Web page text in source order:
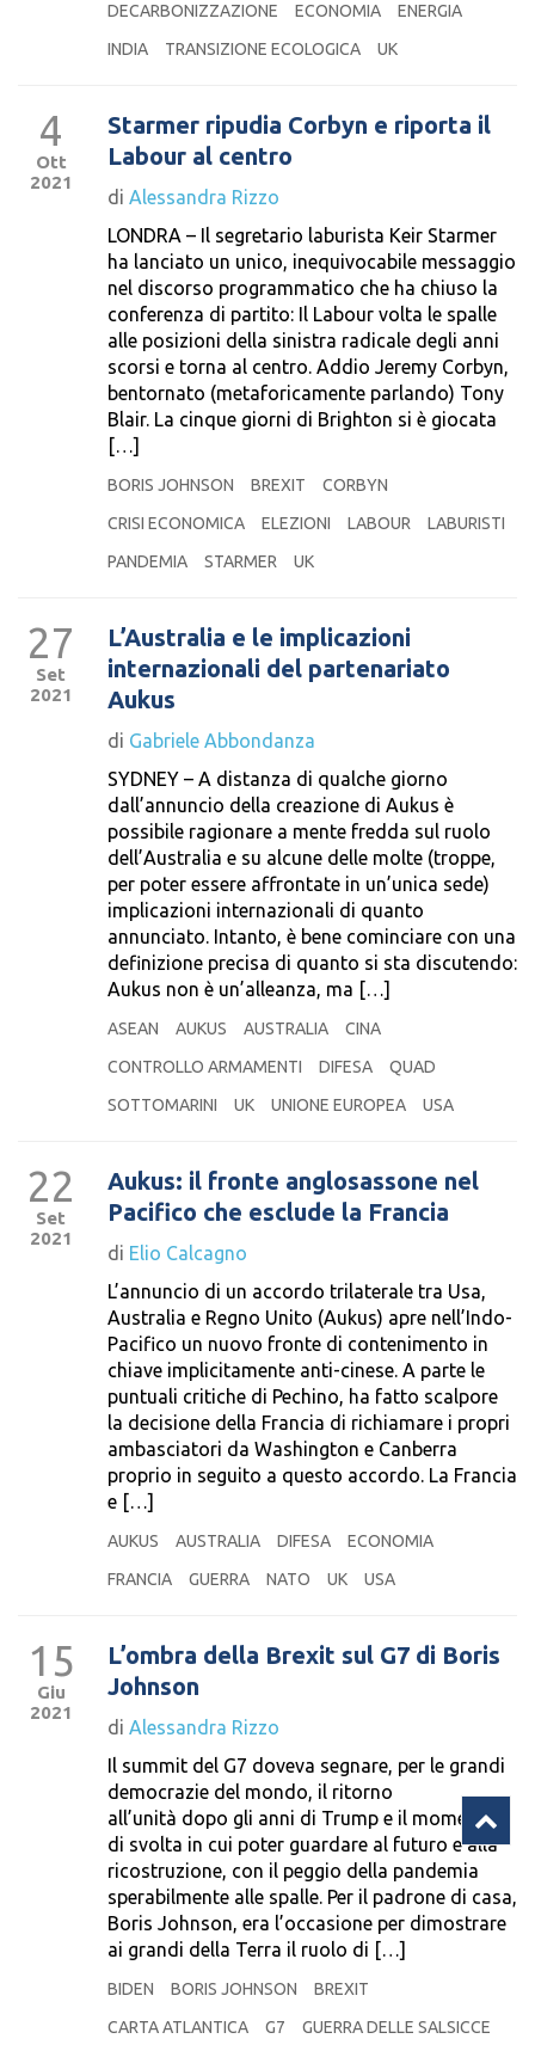
DECARBONIZZAZIONE
ECONOMIA
ENERGIA
INDIA
TRANSIZIONE ECOLOGICA UK
4
Ott
2021
Starmer ripudia Corbyn e riporta il
Labour al centro
di Alessandra Rizzo
LONDRA – Il segretario laburista Keir Starmer
ha lanciato un unico, inequivocabile messaggio
nel discorso programmatico che ha chiuso la
conferenza di partito: Il Labour volta le spalle
alle posizioni della sinistra radicale degli anni
scorsi e torna al centro. Addio Jeremy Corbyn,
bentornato (metaforicamente parlando) Tony
Blair. La cinque giorni di Brighton si è giocata
[…]
BORIS JOHNSON BREXIT
CORBYN
CRISI ECONOMICA
ELEZIONI LABOUR
LABURISTI
PANDEMIA
STARMER UK
27
Set
2021
L’Australia e le implicazioni
internazionali del partenariato
Aukus
di Gabriele Abbondanza
SYDNEY – A distanza di qualche giorno
dall’annuncio della creazione di Aukus è
possibile ragionare a mente fredda sul ruolo
dell’Australia e su alcune delle molte (troppe,
per poter essere affrontate in un’unica sede)
implicazioni internazionali di quanto
annunciato. Intanto, è bene cominciare con una
definizione precisa di quanto si sta discutendo:
Aukus non è un’alleanza, ma […]
ASEAN AUKUS AUSTRALIA
CINA
CONTROLLO ARMAMENTI
DIFESA
QUAD
SOTTOMARINI
UK UNIONE EUROPEA USA
22
Set
2021
Aukus: il fronte anglosassone nel
Pacifico che esclude la Francia
di Elio Calcagno
L’annuncio di un accordo trilaterale tra Usa,
Australia e Regno Unito (Aukus) apre nell’Indo-
Pacifico un nuovo fronte di contenimento in
chiave implicitamente anti-cinese. A parte le
puntuali critiche di Pechino, ha fatto scalpore
la decisione della Francia di richiamare i propri
ambasciatori da Washington e Canberra
proprio in seguito a questo accordo. La Francia
e […]
AUKUS AUSTRALIA DIFESA
ECONOMIA
FRANCIA
GUERRA NATO UK USA
15
Giu
2021
L’ombra della Brexit sul G7 di Boris
Johnson
di Alessandra Rizzo
Il summit del G7 doveva segnare, per le grandi
democrazie del mondo, il ritorno
all’unità dopo gli anni di Trump e il momento
di svolta in cui poter guardare al futuro e alla
ricostruzione, con il peggio della pandemia
sperabilmente alle spalle. Per il padrone di casa,
Boris Johnson, era l’occasione per dimostrare
ai grandi della Terra il ruolo di […]
BIDEN BORIS JOHNSON
BREXIT
CARTA ATLANTICA
G7 GUERRA DELLE SALSICCE